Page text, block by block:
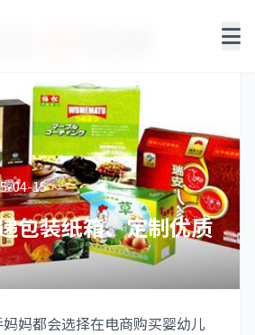
04-15
包装纸箱、定制优质
都会选择在电商购买婴幼儿